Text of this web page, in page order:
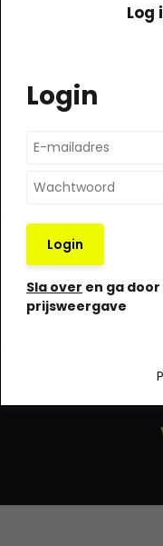
Log
Login
Login
Sla over en ga
prijsweergave